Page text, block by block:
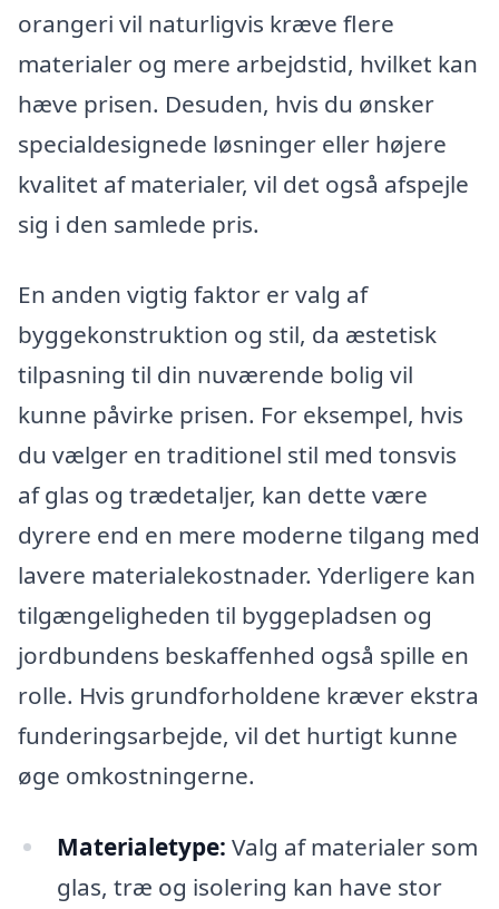
orangeri vil naturligvis kræve flere
materialer og mere arbejdstid, hvilket kan
hæve prisen. Desuden, hvis du ønsker
specialdesignede løsninger eller højere
kvalitet af materialer, vil det også afspejle
sig i den samlede pris.
En anden vigtig faktor er valg af
byggekonstruktion og stil, da æstetisk
tilpasning til din nuværende bolig vil
kunne påvirke prisen. For eksempel, hvis
du vælger en traditionel stil med tonsvis
af glas og trædetaljer, kan dette være
dyrere end en mere moderne tilgang med
lavere materialekostnader. Yderligere kan
tilgængeligheden til byggepladsen og
jordbundens beskaffenhed også spille en
rolle. Hvis grundforholdene kræver ekstra
funderingsarbejde, vil det hurtigt kunne
øge omkostningerne.
Materialetype: Valg af materialer som
glas, træ og isolering kan have stor